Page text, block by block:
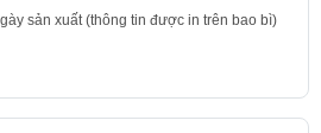
sản xuất (thông tin được in trên bao bì)